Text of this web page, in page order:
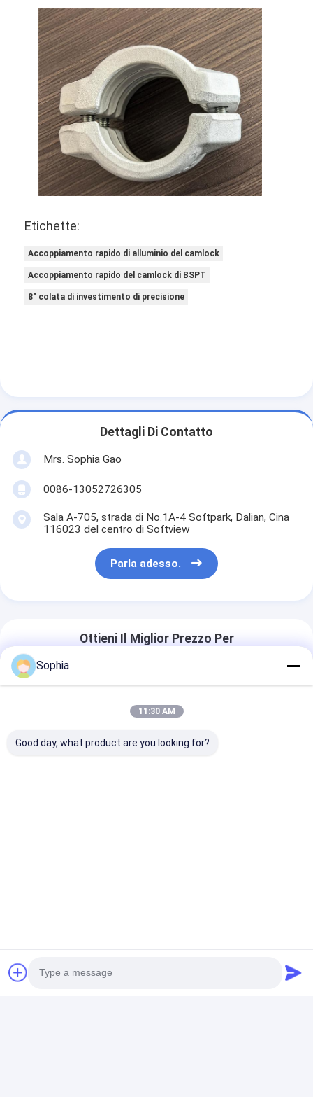
Etichette:
Accoppiamento rapido di alluminio del camlock
Accoppiamento rapido del camlock di BSPT
8" colata di investimento di precisione
Dettagli Di Contatto
Mrs. Sophia Gao
0086-13052726305
Sala A-705, strada di No.1A-4 Softpark, Dalian, Cina
116023 del centro di Softview
Parla adesso.
Ottieni Il Miglior Prezzo Per
Fascette di sicurezza per
bullone e dado in acciaio
Stainless Steel
La colata di
Sophia
11:30 AM
Good day, what product are you looking for?